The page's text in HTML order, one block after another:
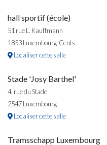
hall sportif (école)
51 rue L. Kauffmann
1853 Luxembourg-Cents
Localiser cette salle
Stade 'Josy Barthel'
4, rue du Stade
2547 Luxembourg
Localiser cette salle
Tramsschapp Luxembourg